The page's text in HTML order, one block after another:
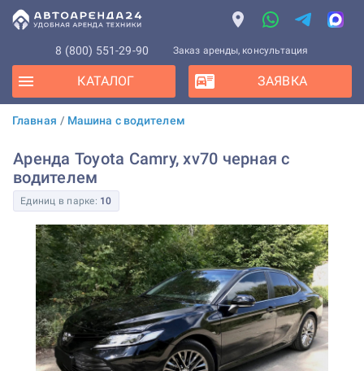
8 (800) 551-29-90 Заказ аренды, консультация
КАТАЛОГ ЗАЯВКА
Главная / Машина с водителем
Аренда Toyota Camry, xv70 черная с
водителем
Единиц в парке: 10